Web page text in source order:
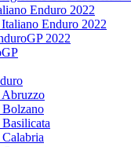
Enduro 2022
Enduro 2022
2022